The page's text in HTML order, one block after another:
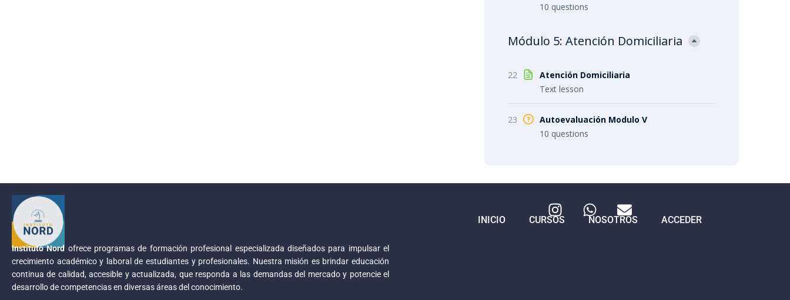
10 questions
Módulo 5: Atención Domiciliaria
22
Atención Domiciliaria
Text lesson
23
Autoevaluación Modulo V
10 questions
Instituto Nord ofrece programas de formación profesional especializada diseñados para impulsar el
crecimiento académico y laboral de estudiantes y profesionales. Nuestra misión es brindar educación
continua de calidad, accesible y actualizada, que responda a las demandas del mercado y potencie el
desarrollo de competencias en diversas áreas del conocimiento.
INICIO CURSOS NOSOTROS ACCEDER